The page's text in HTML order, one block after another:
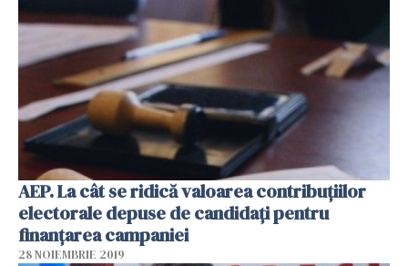
AEP. La cât se ridică valoarea contribuţiilor
electorale depuse de candidaţi pentru
finanţarea campaniei
28 NOIEMBRIE 2019